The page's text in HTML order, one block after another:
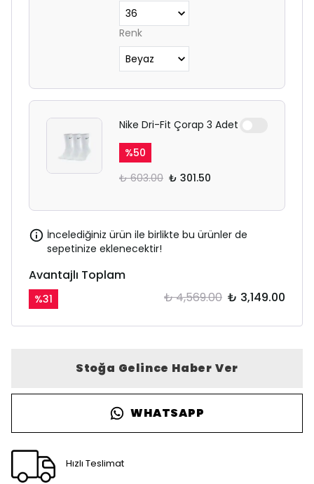
Renk
Nike Dri-Fit Çorap 3 Adet
%50
₺ 603.00 ₺ 301.50
İncelediğiniz ürün ile birlikte bu ürünler de
sepetinize eklenecektir!
Avantajlı Toplam
%31 ₺ 4,569.00 ₺ 3,149.00
Stoğa Gelince Haber Ver
WHATSAPP
Hızlı Teslimat